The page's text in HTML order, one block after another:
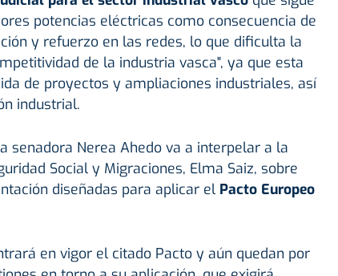
potencias eléctricas como consecuencia de
y refuerzo en las redes, lo que dificulta la
de la industria vasca", ya que esta
de proyectos y ampliaciones industriales, así
industrial.
senadora Nerea Ahedo va a interpelar a la
Social y Migraciones, Elma Saiz, sobre
diseñadas para aplicar el Pacto Europeo
en vigor el citado Pacto y aún quedan por